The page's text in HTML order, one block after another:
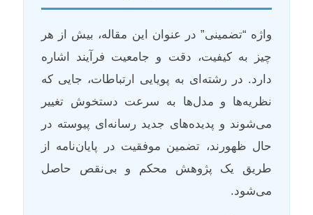
واژه “تضمینی” در عنوان این مقاله، بیش از هر
چیز به کیفیت، دقت و جامعیت فرآیند اشاره
دارد. در رشته‌ای به پویایی ارتباطات، جایی که
نظریه‌ها و مدل‌ها به سرعت دستخوش تغییر
می‌شوند و پدیده‌های جدید رسانه‌ای پیوسته در
حال ظهورند، تضمین موفقیت در پایان‌نامه از
طریق یک پژوهش محکم و بی‌نقص حاصل
می‌شود.